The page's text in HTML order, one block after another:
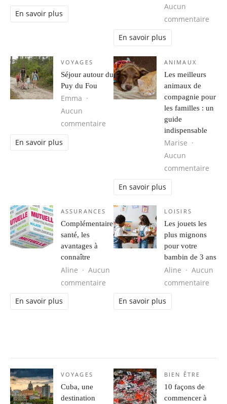
En savoir plus
Aucun
commentaire
En savoir plus
VOYAGES
Séjour autour du
Puy du Fou
Emma
Aucun
commentaire sur Séjour autour du Puy du Fou
En savoir plus
ANIMAUX
Les meilleurs
animaux de
compagnie pour
les familles : un
guide
indispensable
Marise
Aucun
commentaire
En savoir plus
ASSURANCES
Complémentaire
santé, les
avantages à
connaître
Aline
Aucun
commentaire sur Complémentaire santé, les
En savoir plus
LOISIRS
Les jouets les
plus mignons
pour votre
bambin de 3 ans
Aline
Aucun
commentaire
En savoir plus
VOYAGES
Cuba, une
destination
BIEN ÊTRE
10 façons de
commencer à